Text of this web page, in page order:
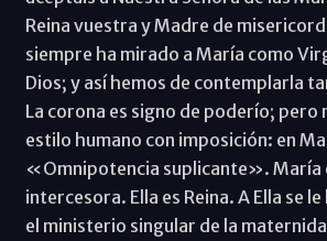
Reina vuestra y Madre de
siempre ha mirado a María como
Dios; y así hemos de contemplarla
La corona es signo de poderío; pero
estilo humano con imposición: en
«Omnipotencia suplicante». María
intercesora. Ella es Reina. A Ella se
el ministerio singular de la